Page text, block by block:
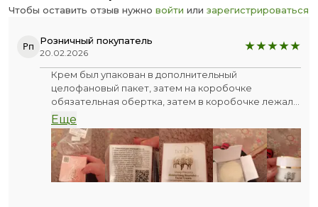
Чтобы оставить отзыв нужно войти или зарегистрироваться
Рп Розничный покупатель
20.02.2026
Крем был упакован в дополнительный
целофановый пакет, затем на коробочке
обязательная обертка, затем в коробочке лежала
прокладка, вообщем упаковка хорошая, крем
попробовала, хорошо впитывается, раздражения
нет, жирности нет, запах приятный, мне
понравился
Еще